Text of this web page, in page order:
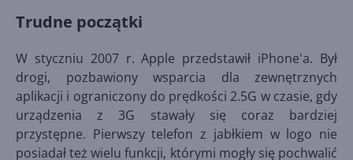
Trudne początki
W styczniu 2007 r. Apple przedstawił iPhone'a. Był
drogi, pozbawiony wsparcia dla zewnętrznych
aplikacji i ograniczony do prędkości 2.5G w czasie, gdy
urządzenia z 3G stawały się coraz bardziej
przystępne. Pierwszy telefon z jabłkiem w logo nie
posiadał też wielu funkcji, którymi mogły się pochwalić